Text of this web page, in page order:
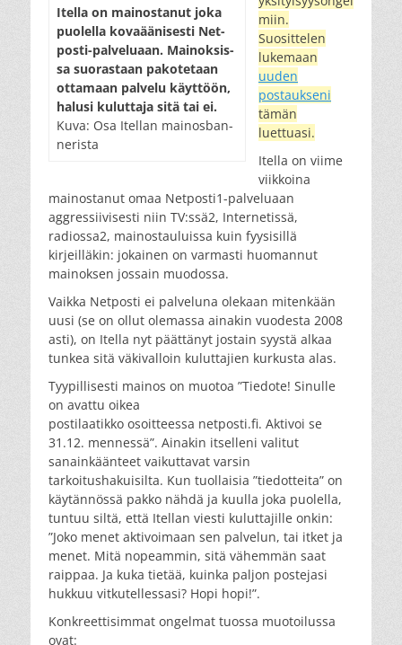
Itel­la on mai­nos­ta­nut jo­ka
puo­lel­la ko­va­ää­ni­ses­ti Net­
pos­ti-pal­ve­lu­aan. Mai­nok­sis­
sa suo­ras­taan pa­ko­te­taan
ot­ta­maan pal­ve­lu käyt­töön,
ha­lu­si ku­lut­ta­ja si­tä tai ei.
Ku­va: Osa Itel­lan mai­nos­ban­
ne­ris­ta
miin.
Suosittelen
lukemaan
uuden
postaukseni
tämän
luettuasi.
Itella on viime
viikkoina
mainostanut omaa Netposti1-palveluaan
aggressiivisesti niin TV:ssä2, Internetissä,
radiossa2, mainostauluissa kuin fyysisillä
kirjeilläkin: jokainen on varmasti huomannut
mainoksen jossain muodossa.
Vaikka Netposti ei palveluna olekaan mitenkään
uusi (se on ollut olemassa ainakin vuodesta 2008
asti), on Itella nyt päättänyt jostain syystä alkaa
tunkea sitä väkivalloin kuluttajien kurkusta alas.
Tyypillisesti mainos on muotoa ”Tiedote! Sinulle
on avattu oikea
postilaatikko osoitteessa netposti.fi. Aktivoi se
31.12. mennessä”. Ainakin itselleni valitut
sanainkäänteet vaikuttavat varsin
tarkoitushakuisilta. Kun tuollaisia ”tiedotteita” on
käytännössä pakko nähdä ja kuulla joka puolella,
tuntuu siltä, että Itellan viesti kuluttajille onkin:
”Joko menet aktivoimaan sen palvelun, tai itket ja
menet. Mitä nopeammin, sitä vähemmän saat
raippaa. Ja kuka tietää, kuinka paljon postejasi
hukkuu vitkutellessasi? Hopi hopi!”.
Konkreettisimmat ongelmat tuossa muotoilussa
ovat: